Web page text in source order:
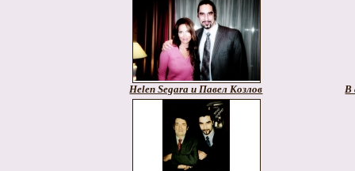
Helen Segara и Павел Козлов В